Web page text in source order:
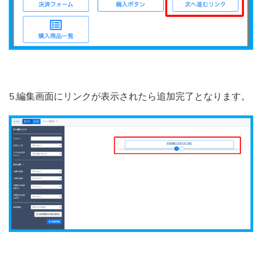
5.編集画面にリンクが表示されたら追加完了となります。